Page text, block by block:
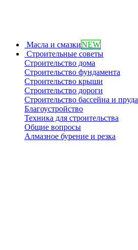
Масла и смазкиNEW
Строительные советы
Строительство дома
Строительство фундамента
Строительство крыши
Строительство дороги
Строительство бассейна и пруда
Благоустройство
Техника для строительства
Общие вопросы
Алмазное бурение и резка